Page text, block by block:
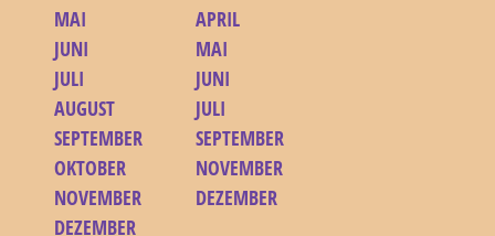
MAI
JUNI
JULI
AUGUST
SEPTEMBER
OKTOBER
NOVEMBER
DEZEMBER
APRIL
MAI
JUNI
JULI
SEPTEMBER
NOVEMBER
DEZEMBER